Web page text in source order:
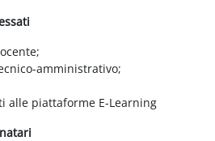
amministrativo;
alle piattaforme E-Learning